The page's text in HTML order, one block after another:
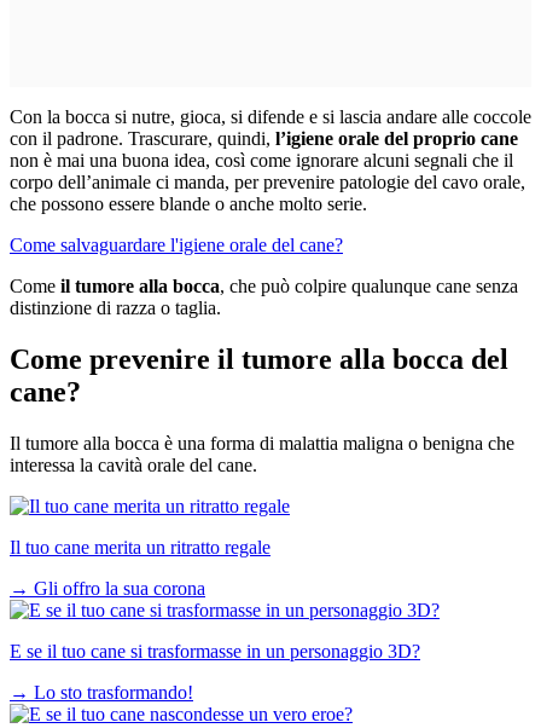
Con la bocca si nutre, gioca, si difende e si lascia andare alle coccole
con il padrone. Trascurare, quindi, l’igiene orale del proprio cane
non è mai una buona idea, così come ignorare alcuni segnali che il
corpo dell’animale ci manda, per prevenire patologie del cavo orale,
che possono essere blande o anche molto serie.
Come salvaguardare l'igiene orale del cane?
Come il tumore alla bocca, che può colpire qualunque cane senza
distinzione di razza o taglia.
Come prevenire il tumore alla bocca del
cane?
Il tumore alla bocca è una forma di malattia maligna o benigna che
interessa la cavità orale del cane.
Il tuo cane merita un ritratto regale
→ Gli offro la sua corona
E se il tuo cane si trasformasse in un personaggio 3D?
→ Lo sto trasformando!